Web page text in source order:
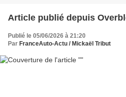
Article publié depuis
Publié le 05/06/2026 à 21:20
Par FranceAuto-Actu / Mickaël Tribut